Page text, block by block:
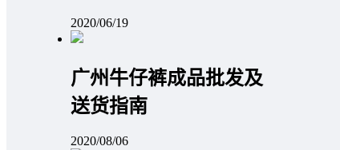
2020/06/19
广州牛仔裤成品批发及
送货指南
2020/08/06